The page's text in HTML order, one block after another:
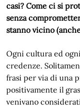
casi? Come ci si
senza
stanno vicino
Ogni cultura ed
credenze.
frasi per via di una
positivamente il
venivano